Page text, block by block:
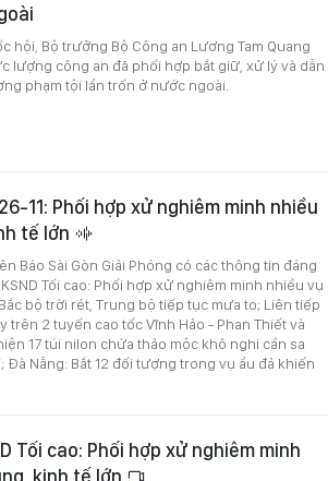
hội, Bộ trưởng Bộ Công an Lương Tam Quang
lượng công an đã phối hợp bắt giữ, xử lý và dẫn
phạm tội lẩn trốn ở nước ngoài.
11: Phối hợp xử nghiêm minh nhiều
tế lớn
Báo Sài Gòn Giải Phóng có các thông tin đáng
Tối cao: Phối hợp xử nghiêm minh nhiều vụ
bộ trời rét, Trung bộ tiếp tục mưa to; Liên tiếp
trên 2 tuyến cao tốc Vĩnh Hảo - Phan Thiết và
17 túi nilon chứa thảo mộc khô nghi cần sa
Đà Nẵng: Bắt 12 đối tượng trong vụ ẩu đả khiến
Tối cao: Phối hợp xử nghiêm minh
kinh tế lớn